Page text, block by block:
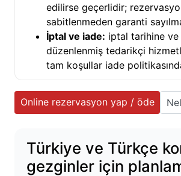
edilirse geçerlidir;
sabitlenmeden garanti
İptal ve iade: iptal tarihine
düzenlenmiş tedarikçi
tam koşullar iade
Online rezervasyon yap / öde
Türkiye ve Türkçe
gezginler için